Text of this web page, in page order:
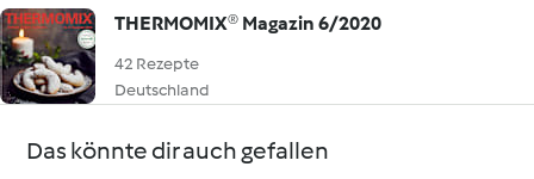
THERMOMIX® Magazin 6/2020
42 Rezepte
Deutschland
Das könnte dir auch gefallen